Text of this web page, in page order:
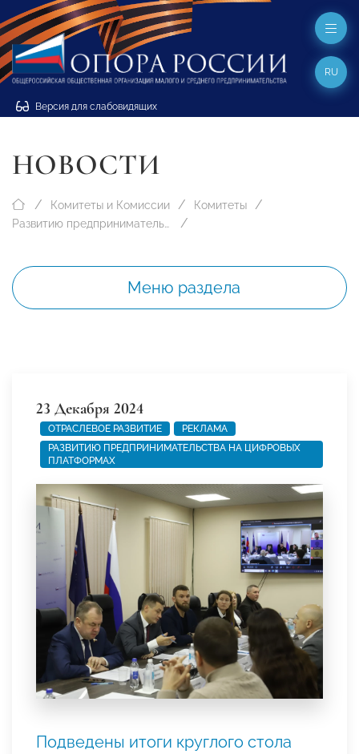
Версия для слабовидящих
RU
НОВОСТИ
Комитеты и Комиссии
Комитеты
Развитию предпринимательства на цифровых платформах
Меню раздела
23 Декабря 2024
ОТРАСЛЕВОЕ РАЗВИТИЕ
РЕКЛАМА
РАЗВИТИЮ ПРЕДПРИНИМАТЕЛЬСТВА НА ЦИФРОВЫХ
ПЛАТФОРМАХ
Подведены итоги круглого стола